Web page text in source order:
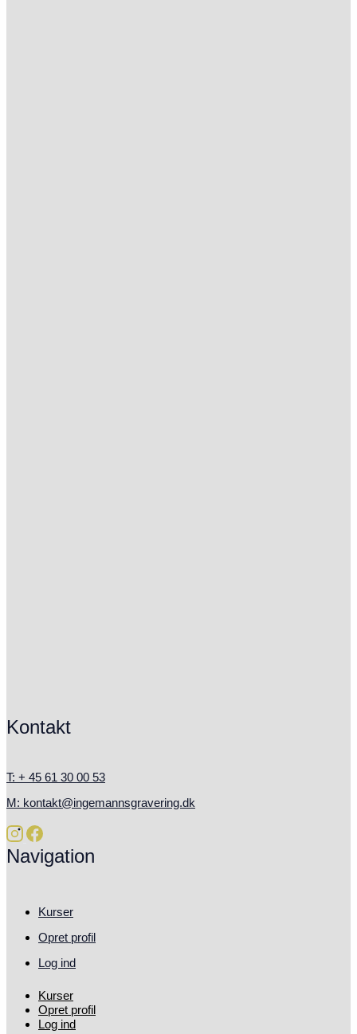
Kontakt
T: + 45 61 30 00 53
M: kontakt@ingemannsgravering.dk
Navigation
Kurser
Opret profil
Log ind
Kurser
Opret profil
Log ind